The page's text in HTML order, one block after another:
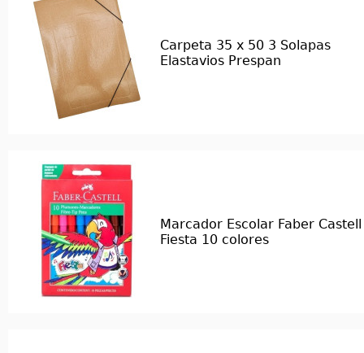
Carpeta 35 x 50 3 Solapas
Elastavios Prespan
Marcador Escolar Faber Castell
Fiesta 10 colores